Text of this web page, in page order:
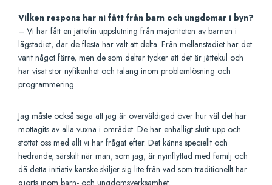
Vilken respons har ni fått från barn och ungdomar i byn?
– Vi har fått en jättefin uppslutning från majoriteten av barnen i
lågstadiet, där de flesta har valt att delta. Från mellanstadiet har det
varit något färre, men de som deltar tycker att det är jättekul och
har visat stor nyfikenhet och talang inom problemlösning och
programmering.
Jag måste också säga att jag är överväldigad över hur väl det har
mottagits av alla vuxna i området. De har enhälligt slutit upp och
stöttat oss med allt vi har frågat efter. Det känns speciellt och
hedrande, särskilt när man, som jag, är nyinflyttad med familj och
då detta initiativ kanske skiljer sig lite från vad som traditionellt har